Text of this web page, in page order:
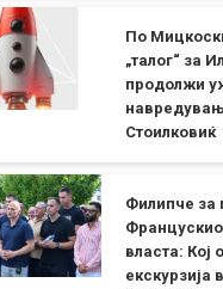
По
„талог“ за
продолжи
Стоилковиќ
Филипче за
власта: Кој
екскурзија